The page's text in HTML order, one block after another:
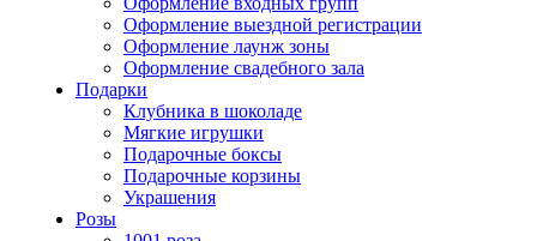
Оформление выездной регистрации
Оформление лаунж зоны
Оформление свадебного зала
Подарки
Клубника в шоколаде
Мягкие игрушки
Подарочные боксы
Подарочные корзины
Украшения
Розы